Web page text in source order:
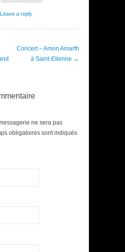
Leave a reply
Concert – Amon Amarth
à Saint-Etienne →
ne sera pas
obligatoires sont indiqués